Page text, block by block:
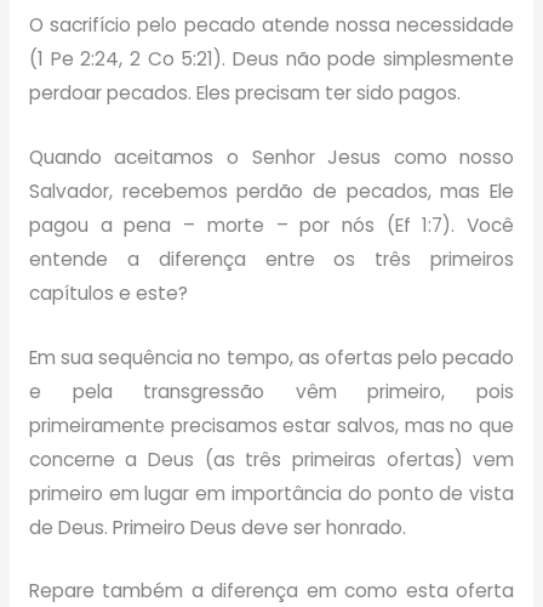
O sacrifício pelo pecado atende nossa necessidade
(1 Pe 2:24, 2 Co 5:21). Deus não pode simplesmente
perdoar pecados. Eles precisam ter sido pagos.
Quando aceitamos o Senhor Jesus como nosso
Salvador, recebemos perdão de pecados, mas Ele
pagou a pena – morte – por nós (Ef 1:7). Você
entende a diferença entre os três primeiros
capítulos e este?
Em sua sequência no tempo, as ofertas pelo pecado
e pela transgressão vêm primeiro, pois
primeiramente precisamos estar salvos, mas no que
concerne a Deus (as três primeiras ofertas) vem
primeiro em lugar em importância do ponto de vista
de Deus. Primeiro Deus deve ser honrado.
Repare também a diferença em como esta oferta